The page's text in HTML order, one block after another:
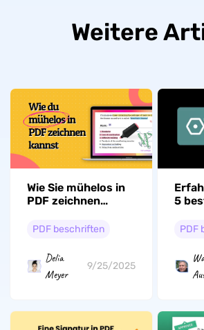
Weitere
Wie Sie mühelos in
PDF zeichnen
PDF beschriften
Delia
Meyer
9/25/2025
5
PDF